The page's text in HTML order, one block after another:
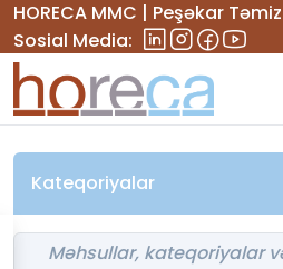
HORECA MMC | Peşəkar
Sosial Media:
Kateqoriyalar